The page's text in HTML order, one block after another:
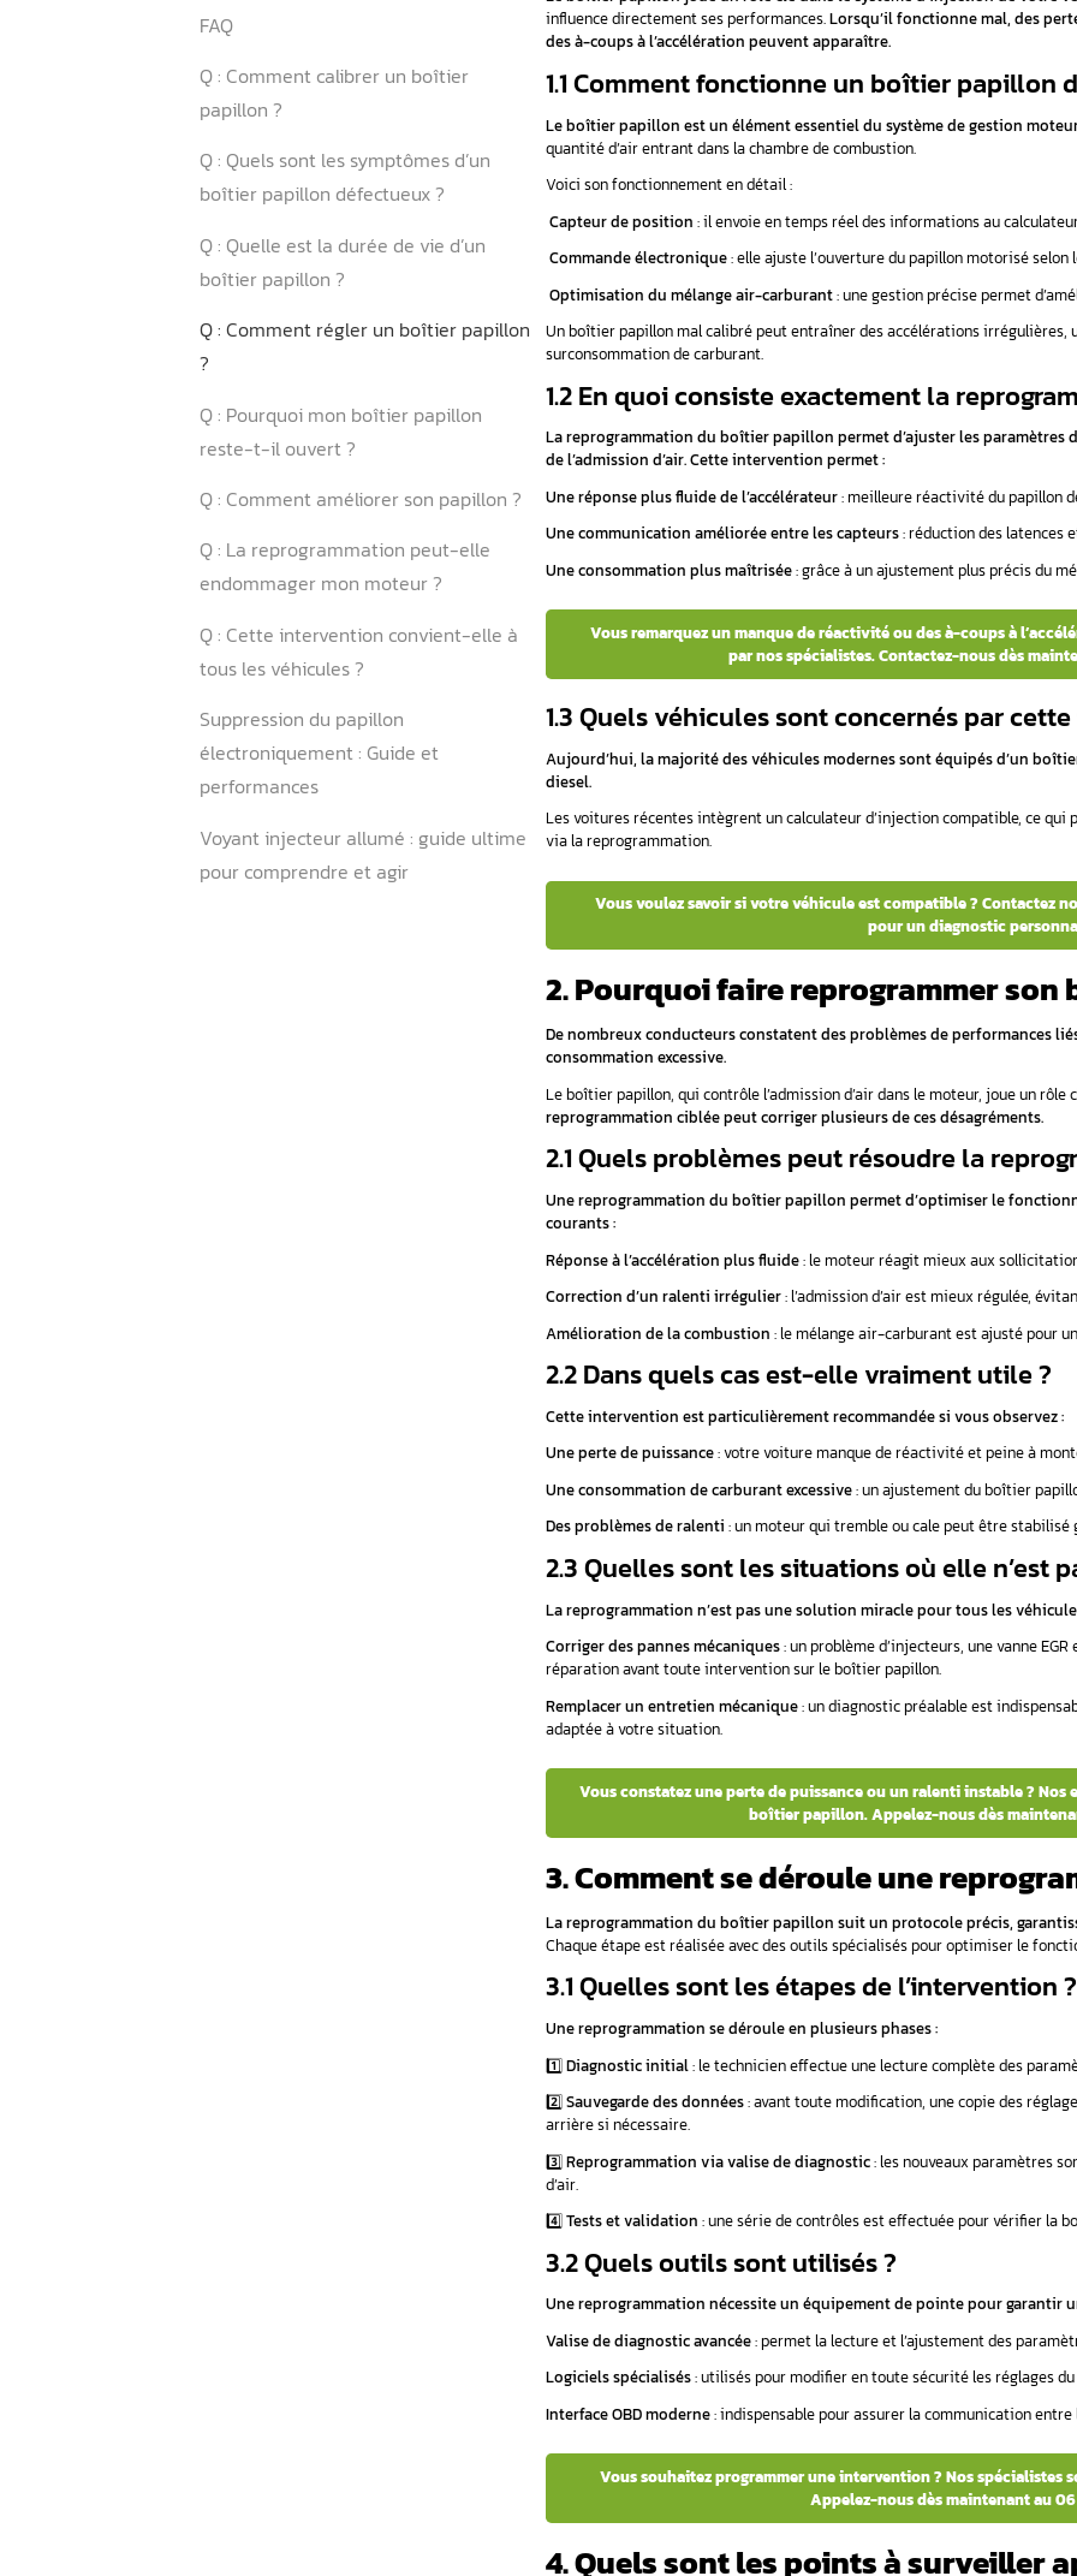
4. Quels sont les points à surveiller
après la reprogrammation ?
4.1 Comment vérifier que l’intervention
est réussie ?
4.2 Quels changements de
comportement sont normaux ?
4.3 Quel entretien particulier prévoir ?
Conclusion
FAQ
Q : Comment calibrer un boîtier
papillon ?
Q : Quels sont les symptômes d’un
boîtier papillon défectueux ?
Q : Quelle est la durée de vie d’un
boîtier papillon ?
Q : Comment régler un boîtier papillon
?
Q : Pourquoi mon boîtier papillon
Q : Comment améliorer son papillon ?
Q : La reprogrammation peut-elle
endommager mon moteur ?
Q : Cette intervention convient-elle à
électroniquement : Guide et
Voyant injecteur allumé : guide ultime
Sommaire
1. Qu’est-ce que la reprogrammation du
2. Pourquoi faire reprogrammer son
3. Comment se déroule une
4. Quels sont les points à surveiller
5. Conclusion
FAQ
1. Qu’est-ce que la
Le boîtier papillon joue un rôle clé dans le
influence directement ses performances.
des à-coups à l’accélération peuvent
1.1 Comment fonctionne
Le boîtier papillon est un élément essentiel
quantité d’air entrant dans la chambre de
Voici son fonctionnement en détail :
️Capteur de position: il envoie en temps réel
️Commande électronique: elle ajuste
Un boîtier papillon mal calibré peut entraîner
surconsommation de carburant.
1.2 En quoi consiste
La reprogrammation du boîtier papillon
de l’admission d’air. Cette intervention
Une réponse plus fluide de l’accélérateur
Une communication améliorée entre les
Une consommation plus maîtrisée
: grâce
par nos
1.3 Quels véhicules sont
Aujourd’hui, la majorité des véhicules
diesel.
Les voitures récentes intègrent un
via la reprogrammation.
Vous voulez savoir si votre véhicule
2. Pourquoi faire
De nombreux conducteurs constatent des
Le boîtier papillon, qui contrôle l’admission
reprogrammation ciblée peut corriger
2.1 Quels problèmes peut
Unereprogrammation du boîtier papillon
Réponse à l’accélération plus fluide
Correction d’unralenti irrégulier :
Amélioration de la combustion: le mélange
2.2 Dans quels cas est-
Une perte de puissance: votre voiture
Uneconsommation de carburantexcessive:
Desproblèmes de ralenti: un moteur qui
2.3 Quelles sont les
Corriger des pannes mécaniques: un
réparation avant toute intervention sur le
Remplacer un entretien mécanique: un